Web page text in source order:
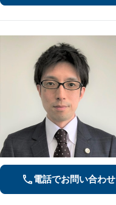
電話でお問い合わせ